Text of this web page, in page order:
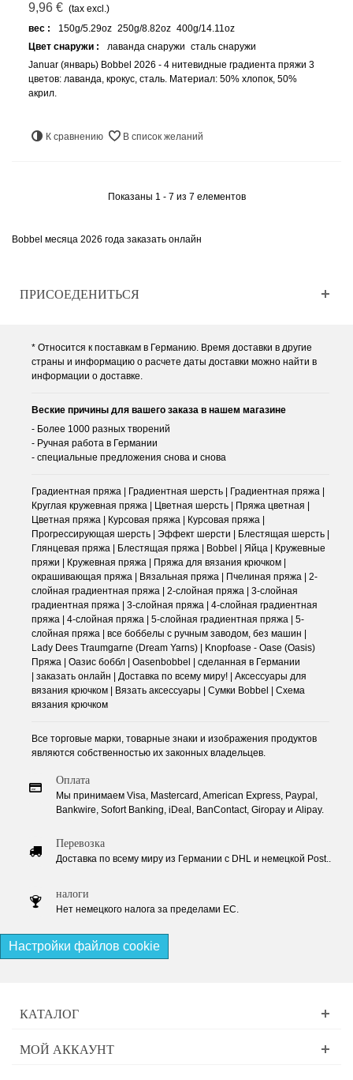
9,96 € (tax excl.)
вес :
150g/5.29oz 250g/8.82oz 400g/14.11oz
Цвет снаружи :
лаванда снаружи сталь снаружи
Januar (январь) Bobbel 2026 - 4 нитевидные градиента пряжи 3
цветов: лаванда, крокус, сталь. Материал: 50% хлопок, 50%
акрил.
К сравнению В список желаний
Показаны 1 - 7 из 7 елементов
Bobbel месяца 2026 года заказать онлайн
ПРИСОЕДЕНИТЬСЯ
* Относится к поставкам в Германию. Время доставки в другие
страны и информацию о расчете даты доставки можно найти в
информации о доставке.
Веские причины для вашего заказа в нашем магазине
- Более 1000 разных творений
- Ручная работа в Германии
- специальные предложения снова и снова
Градиентная пряжа | Градиентная шерсть | Градиентная пряжа |
Круглая кружевная пряжа | Цветная шерсть | Пряжа цветная |
Цветная пряжа | Курсовая пряжа | Курсовая пряжа |
Прогрессирующая шерсть | Эффект шерсти | Блестящая шерсть |
Глянцевая пряжа | Блестящая пряжа | Bobbel | Яйца | Кружевные
пряжи | Кружевная пряжа | Пряжа для вязания крючком |
окрашивающая пряжа | Вязальная пряжа | Пчелиная пряжа | 2-
слойная градиентная пряжа | 2-слойная пряжа | 3-слойная
градиентная пряжа | 3-слойная пряжа | 4-слойная градиентная
пряжа | 4-слойная пряжа | 5-слойная градиентная пряжа | 5-
слойная пряжа | все боббелы с ручным заводом, без машин |
Lady Dees Traumgarne (Dream Yarns) | Knopfoase - Oase (Oasis)
Пряжа | Оазис боббл | Oasenbobbel | сделанная в Германии
| заказать онлайн | Доставка по всему миру! | Аксессуары для
вязания крючком | Вязать аксессуары | Сумки Bobbel | Схема
вязания крючком
Все торговые марки, товарные знаки и изображения продуктов
являются собственностью их законных владельцев.
Оплата
Мы принимаем Visa, Mastercard, American Express, Paypal,
Bankwire, Sofort Banking, iDeal, BanContact, Giropay и Alipay.
Перевозка
Доставка по всему миру из Германии с DHL и немецкой Post..
налоги
Нет немецкого налога за пределами ЕС.
Настройки файлов cookie
КАТАЛОГ
МОЙ АККАУНТ